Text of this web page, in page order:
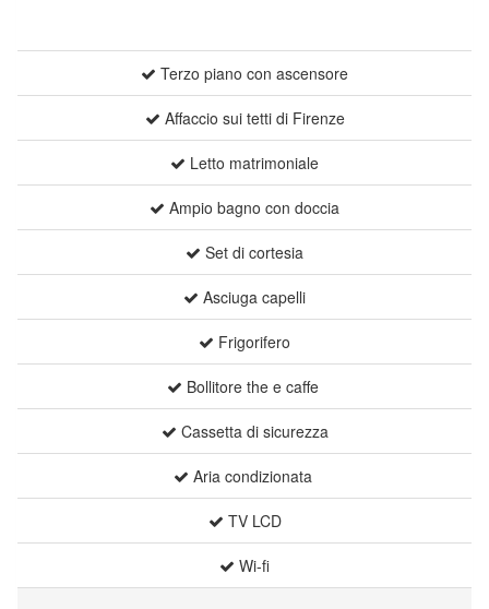
Terzo piano con ascensore
Affaccio sui tetti di Firenze
Letto matrimoniale
Ampio bagno con doccia
Set di cortesia
Asciuga capelli
Frigorifero
Bollitore the e caffe
Cassetta di sicurezza
Aria condizionata
TV LCD
Wi-fi